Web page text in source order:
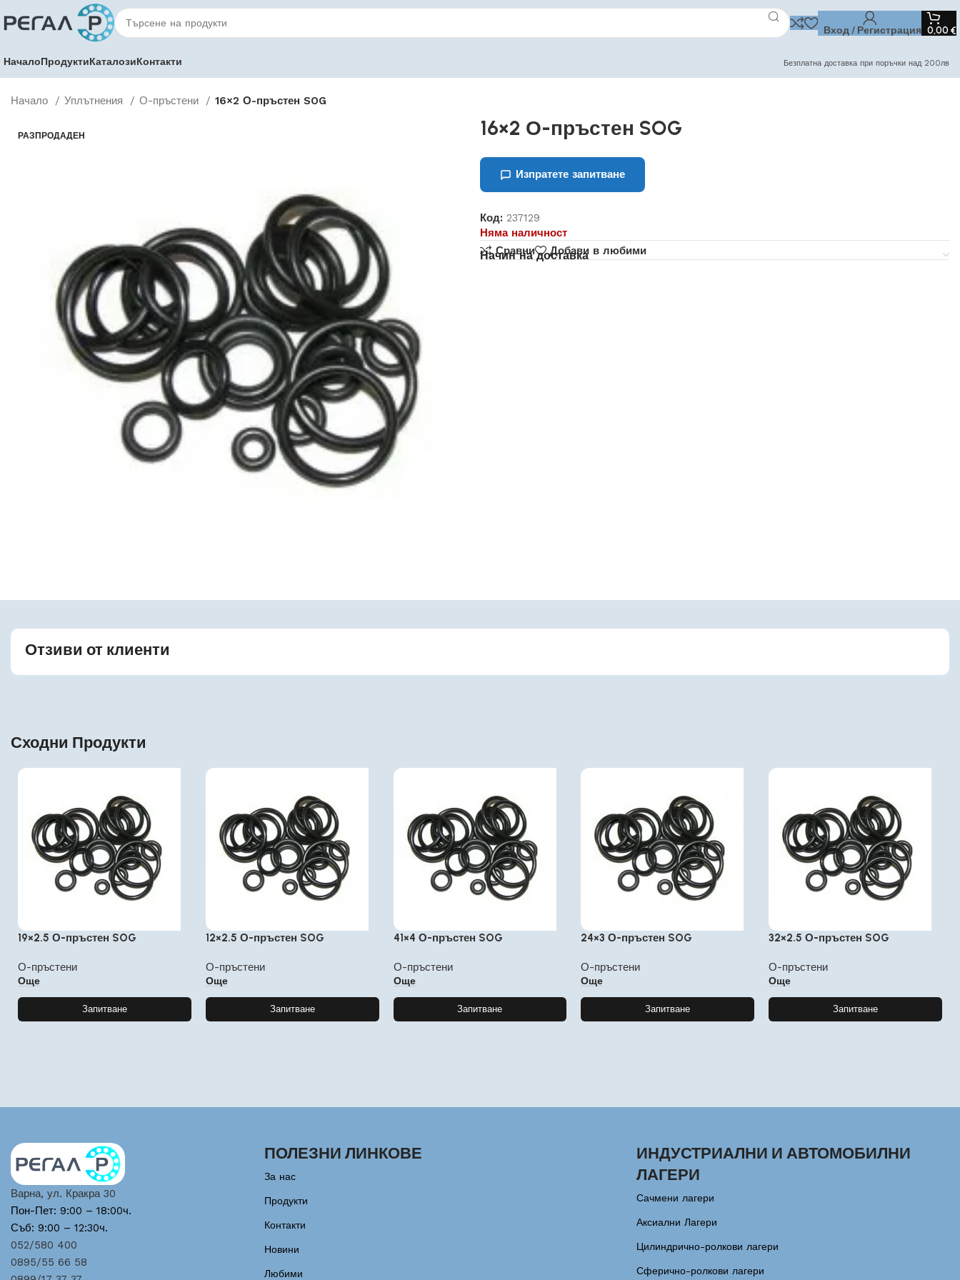
Вход / Регистрация 0,00 €
НачалоПродуктиКаталозиКонтакти Безплатна доставка при поръчки над 200лв
Начало Уплътнения О-пръстени 16×2 О-пръстен SOG
РАЗПРОДАДЕН 16×2 О-пръстен SOG
Изпратете запитване
Код: 237129
Няма наличност
Сравни
Добави в любими
Начин на доставка
Отзиви от клиенти
Сходни Продукти
19×2.5 О-пръстен SOG
О-пръстени
Още
Запитване
12×2.5 О-пръстен SOG
О-пръстени
Още
Запитване
41×4 О-пръстен SOG
О-пръстени
Още
Запитване
24×3 О-пръстен SOG
О-пръстени
Още
Запитване
32×2.5 О-пръстен SOG
О-пръстени
Още
Запитване
Варна, ул. Кракра 30
Пон-Пет: 9:00 – 18:00ч.
Съб: 9:00 – 12:30ч.
052/580 400
0895/55 66 58
ПОЛЕЗНИ ЛИНКОВЕ
За нас
Продукти
Контакти
Новини
Любими
ИНДУСТРИАЛНИ И АВТОМОБИЛНИ
ЛАГЕРИ
Сачмени лагери
Аксиални Лагери
Цилиндрично-ролкови лагери
Сферично-ролкови лагери